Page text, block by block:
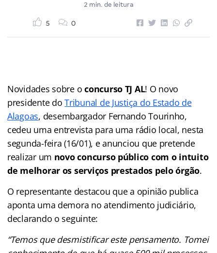
2 min. de leitura
5 0
Novidades sobre o concurso TJ AL! O novo
presidente doTribunal de Justiça do Estado de
Alagoas, desembargador Fernando Tourinho,
cedeu uma entrevista para uma rádio local, nesta
segunda-feira (16/01), e anunciou que pretende
realizar um novo concurso público com o intuito
de melhorar os serviços prestados pelo órgão.
O representante destacou que a opinião publica
aponta uma demora no atendimento judiciário,
declarando o seguinte:
“Temos que desmistificar este pensamento. Tomei